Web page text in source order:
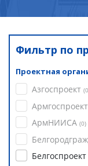
Фильтр по
Проектная
Азгоспроект (0
Армгоспроект
АрмНИИСА (0)
Белгоспроект